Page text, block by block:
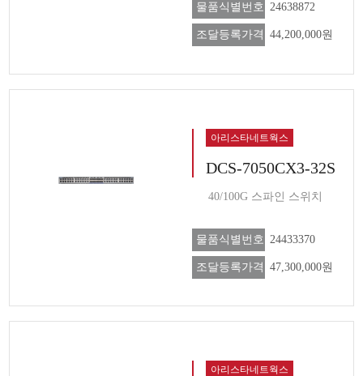
물품식별번호 24638872
조달등록가격 44,200,000원
아리스타네트웍스
DCS-7050CX3-32S
40/100G 스파인 스위치
물품식별번호 24433370
조달등록가격 47,300,000원
아리스타네트웍스